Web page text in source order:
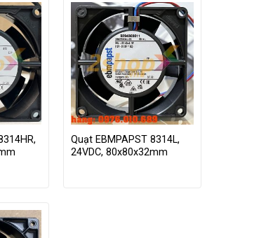
Quạt EBMPAPST 8314L,
24VDC, 80x80x32mm